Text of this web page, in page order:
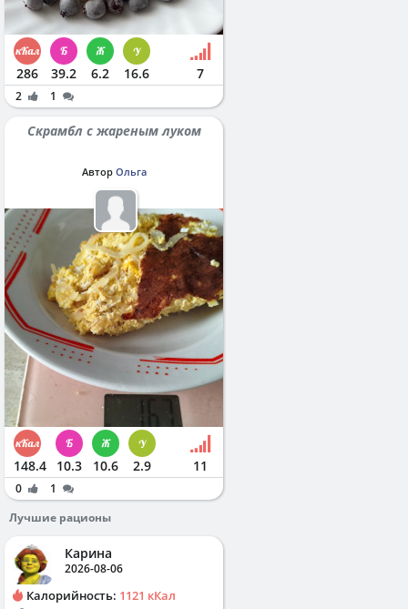
286 39.2 6.2 16.6 7
2 1
Скрамбл с жареным луком
Автор Ольга
148.4 10.3 10.6 2.9 11
0
1
Лучшие рационы
Карина
2026-08-06
Калорийность: 1121 кКал